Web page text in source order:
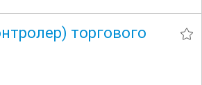
торгового